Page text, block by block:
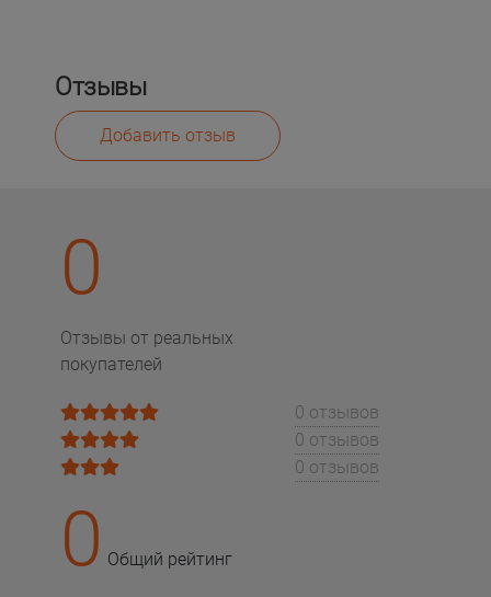
Отзывы
Добавить отзыв
0
Отзывы от реальных
покупателей
0 отзывов
0 отзывов
0 отзывов
0 Общий рейтинг